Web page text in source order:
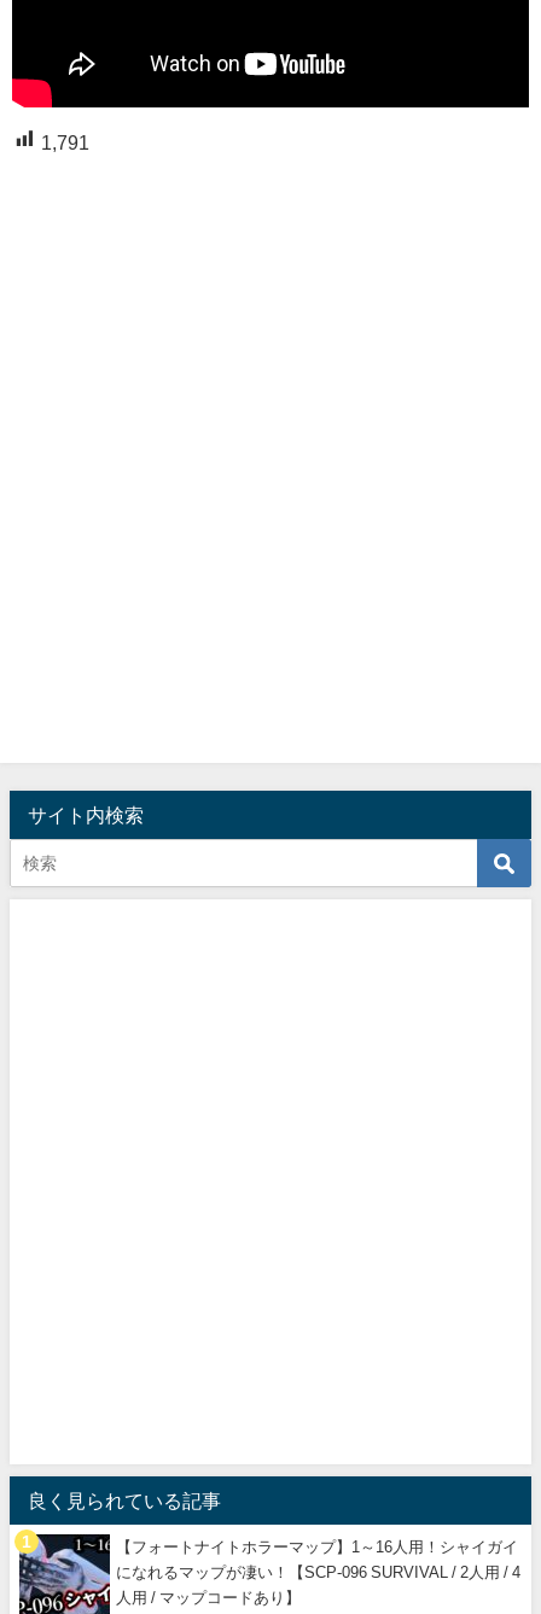
1,791
サイト内検索
良く見られている記事
【フォートナイトホラーマップ】1～16人用！シャイガイ
になれるマップが凄い！【SCP-096 SURVIVAL / 2人用 / 4
人用 / マップコードあり】